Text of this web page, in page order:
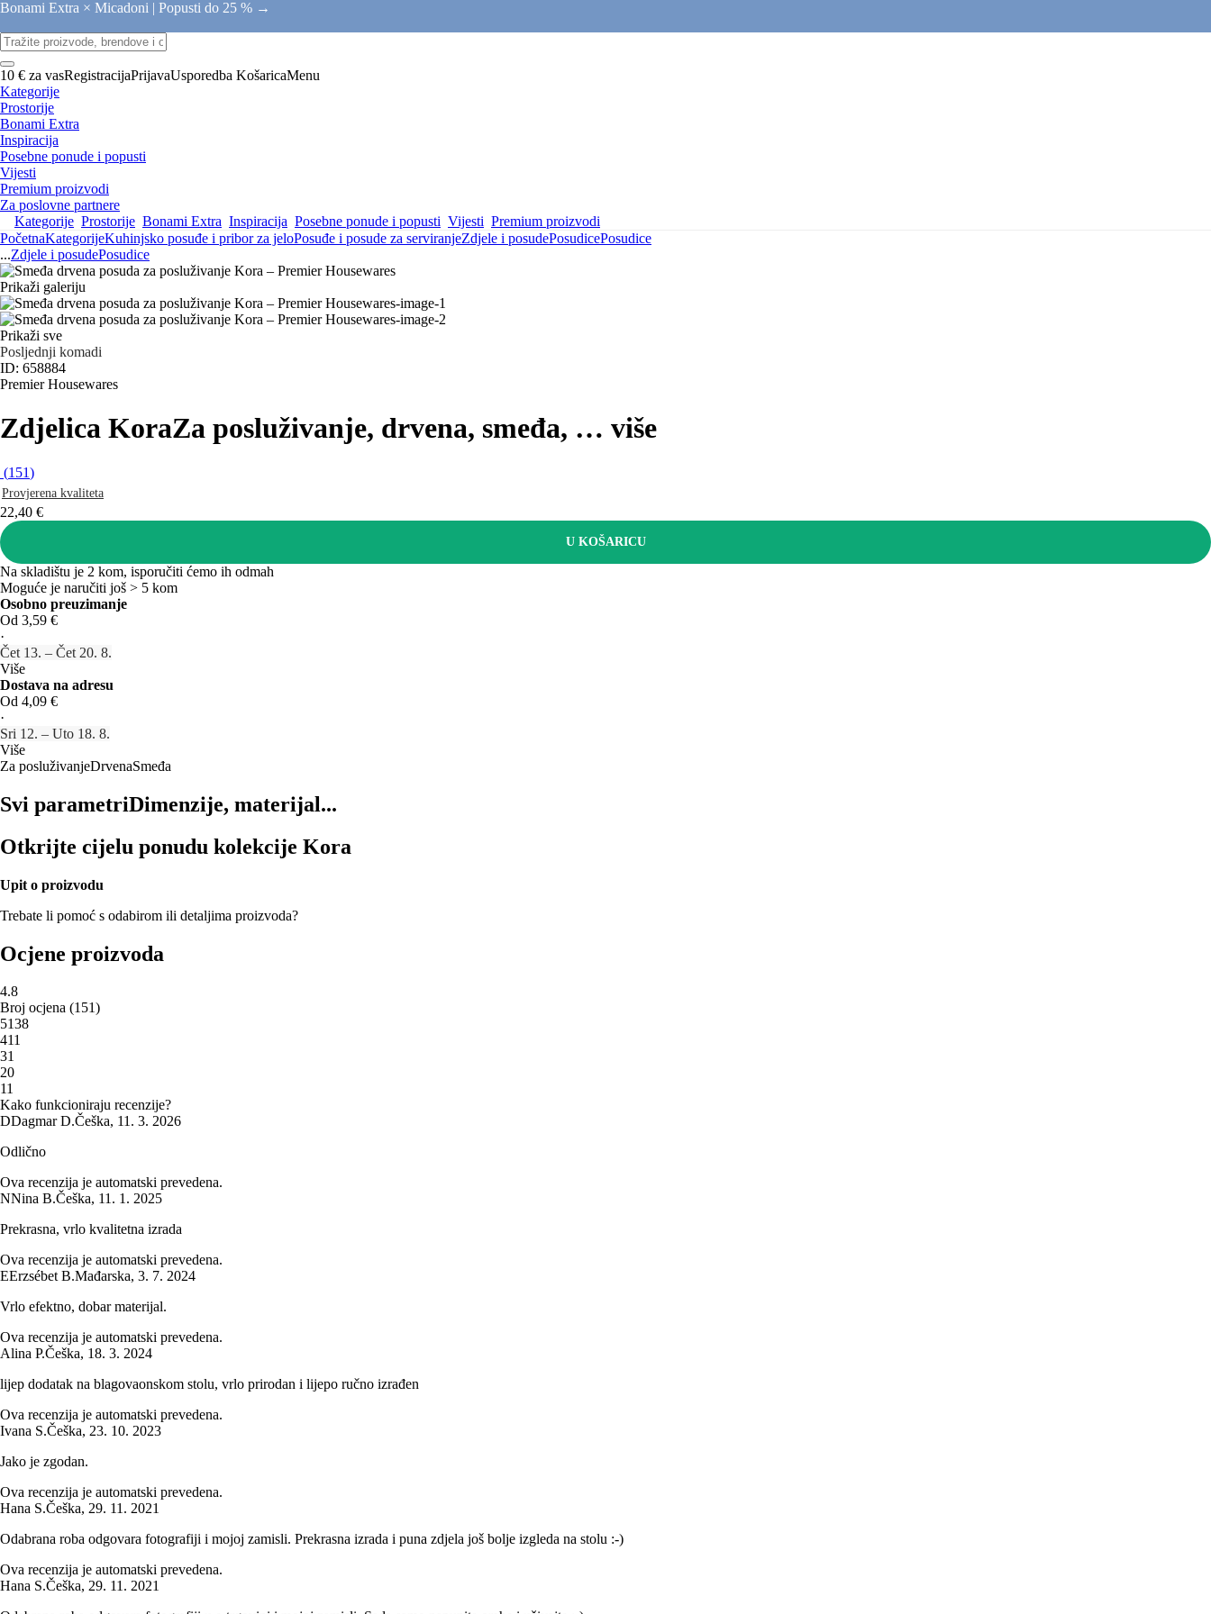
Bonami Extra × Micadoni | Popusti do 25 % →
10 € za vasRegistracijaPrijavaUsporedba KošaricaMenu
Kategorije
Prostorije
Bonami Extra
Inspiracija
Posebne ponude i popusti
Vijesti
Premium proizvodi
Za poslovne partnere
Kategorije Prostorije Bonami Extra Inspiracija Posebne ponude i popusti Vijesti Premium proizvodi
PočetnaKategorijeKuhinjsko posuđe i pribor za jeloPosuđe i posude za serviranjeZdjele i posudePosudicePosudice
...Zdjele i posudePosudice
Prikaži galeriju
Prikaži sve
Posljednji komadi
ID: 658884
Premier Housewares
Zdjelica KoraZa posluživanje, drvena, smeđa, … više
(151)
Provjerena kvaliteta
22,40 €
U KOŠARICU
Na skladištu je 2 kom, isporučiti ćemo ih odmah
Moguće je naručiti još > 5 kom
Osobno preuzimanje
Od 3,59 €
·
Čet 13. – Čet 20. 8.
Više
Dostava na adresu
Od 4,09 €
·
Sri 12. – Uto 18. 8.
Više
Za posluživanjeDrvenaSmeđa
Svi parametriDimenzije, materijal...
Otkrijte cijelu ponudu kolekcije Kora
Upit o proizvodu
Trebate li pomoć s odabirom ili detaljima proizvoda?
Ocjene proizvoda
4.8
Broj ocjena (151)
5138
411
31
20
11
Kako funkcioniraju recenzije?
DDagmar D.Češka, 11. 3. 2026
Odlično
Ova recenzija je automatski prevedena.
NNina B.Češka, 11. 1. 2025
Prekrasna, vrlo kvalitetna izrada
Ova recenzija je automatski prevedena.
EErzsébet B.Mađarska, 3. 7. 2024
Vrlo efektno, dobar materijal.
Ova recenzija je automatski prevedena.
Alina P.Češka, 18. 3. 2024
lijep dodatak na blagovaonskom stolu, vrlo prirodan i lijepo ručno izrađen
Ova recenzija je automatski prevedena.
Ivana S.Češka, 23. 10. 2023
Jako je zgodan.
Ova recenzija je automatski prevedena.
Hana S.Češka, 29. 11. 2021
Odabrana roba odgovara fotografiji i mojoj zamisli. Prekrasna izrada i puna zdjela još bolje izgleda na stolu :-)
Ova recenzija je automatski prevedena.
Hana S.Češka, 29. 11. 2021